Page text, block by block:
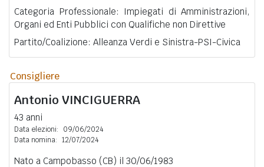
Categoria Professionale: Impiegati di Amministrazioni,
Organi ed Enti Pubblici con Qualifiche non Direttive
Partito/Coalizione: Alleanza Verdi e Sinistra-PSI-Civica
Consigliere
Antonio VINCIGUERRA
43 anni
Data elezioni:
09/06/2024
Data nomina: 12/07/2024
Nato a Campobasso (CB) il 30/06/1983